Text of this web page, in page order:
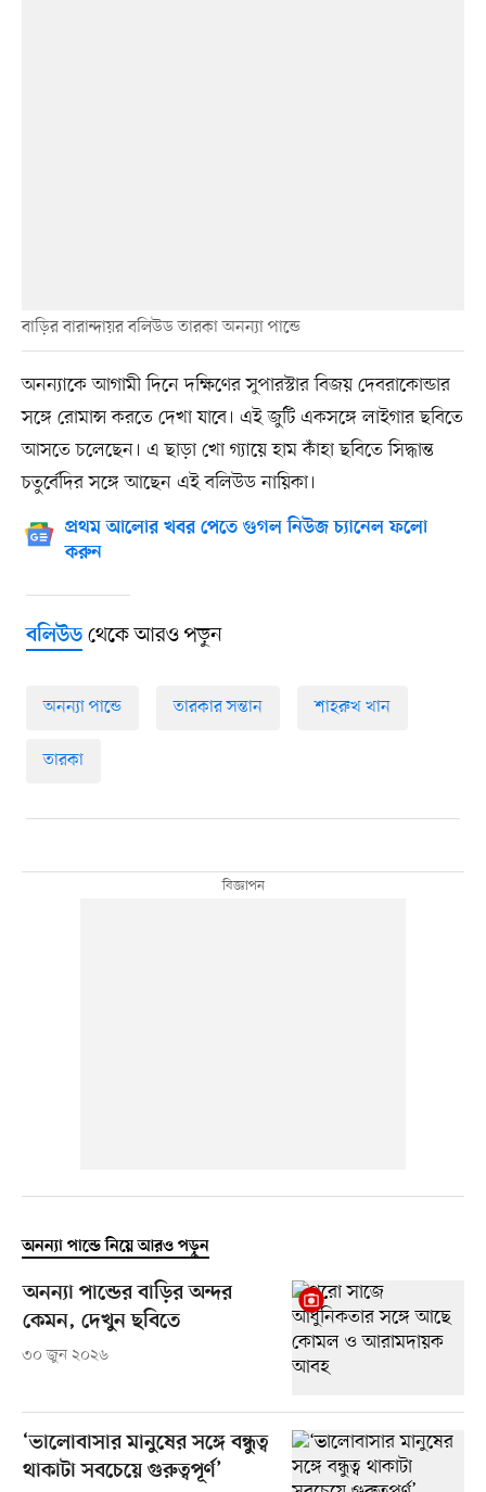
বাড়ির বারান্দায়র বলিউড তারকা অনন্যা পান্ডে
অনন্যাকে আগামী দিনে দক্ষিণের সুপারস্টার বিজয় দেবরাকোন্ডার
সঙ্গে রোমান্স করতে দেখা যাবে। এই জুটি একসঙ্গে লাইগার ছবিতে
আসতে চলেছেন। এ ছাড়া খো গ্যায়ে হাম কাঁহা ছবিতে সিদ্ধান্ত
চতুর্বেদির সঙ্গে আছেন এই বলিউড নায়িকা।
প্রথম আলোর খবর পেতে গুগল নিউজ চ্যানেল ফলো
করুন
বলিউডথেকে আরও পড়ুন
অনন্যা পান্ডে তারকার সন্তান শাহরুখ খান
তারকা
অনন্যা পান্ডে নিয়ে আরও পড়ুন
অনন্যা পান্ডের বাড়ির অন্দর
কেমন, দেখুন ছবিতে
৩০ জুন ২০২৬
‘ভালোবাসার মানুষের সঙ্গে বন্ধুত্ব
থাকাটা সবচেয়ে গুরুত্বপূর্ণ’